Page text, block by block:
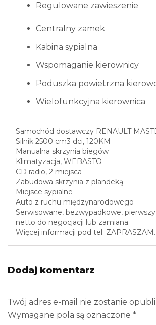
Regulowane zawieszenie
Centralny zamek
Kabina sypialna
Wspomaganie kierownicy
Poduszka powietrzna
Wielofunkcyjna kierownica
Samochód dostawczy RENAULT
Silnik 2500 cm3 dci, 120KM
Manualna skrzynia biegów
Klimatyzacja, WEBASTO
CD radio, 2 miejsca
Zabudowa skrzynia z plandeką
Miejsce sypialne
Auto z ruchu międzynarodowego
Serwisowane, bezwypadkowe, pierwszy
netto do negocjacji lub zamiana.
Więcej informacji pod tel. ZAPRASZAM.
Dodaj komentarz
Twój adres e-mail nie zostanie
Wymagane pola są oznaczone *